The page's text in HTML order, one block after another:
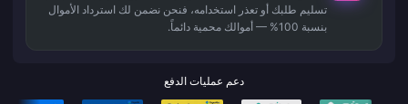
تسليم طلبك أو تعذر استخدامه، فنحن نضمن لك استرداد الأموال
بنسبة 100% — أموالك محمية دائماً.
دعم عمليات الدفع